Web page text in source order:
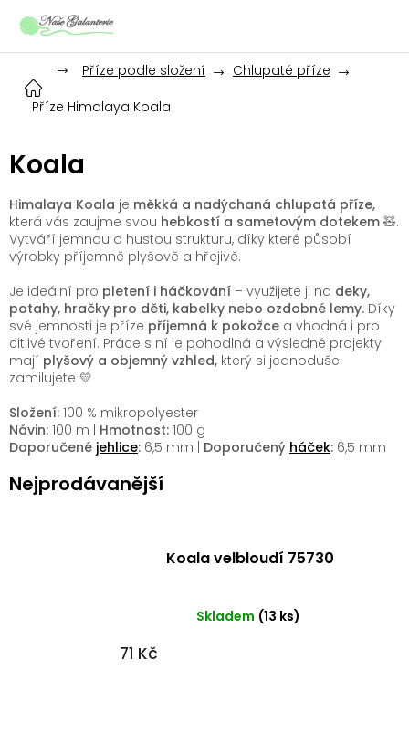
Příze podle složení
Chlupaté příze
Příze Himalaya Koala
Koala
Himalaya Koala je měkká a nadýchaná chlupatá příze,
která vás zaujme svou hebkostí a sametovým dotekem 🧸.
Vytváří jemnou a hustou strukturu, díky které působí
výrobky příjemně plyšově a hřejivě.
Je ideální pro pletení i háčkování – využijete ji na deky,
potahy, hračky pro děti, kabelky nebo ozdobné lemy. Díky
své jemnosti je příze příjemná k pokožce a vhodná i pro
citlivé tvoření. Práce s ní je pohodlná a výsledné projekty
mají plyšový a objemný vzhled, který si jednoduše
zamilujete 💛
Složení: 100 % mikropolyester
Návin: 100 m | Hmotnost: 100 g
Doporučené jehlice: 6,5 mm | Doporučený háček: 6,5 mm
Nejprodávanější
Koala velbloudí 75730
Skladem (13 ks)
71 Kč